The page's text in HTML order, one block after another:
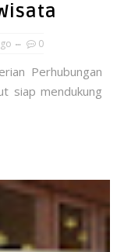
0
Perhubungan
siap mendukung